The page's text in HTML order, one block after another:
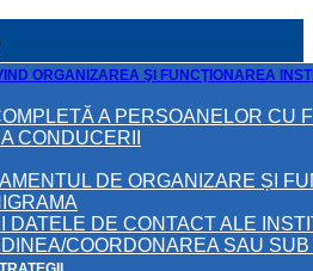
ORGANIZAREA ŞI FUNCŢIONAREA
A PERSOANELOR CU
CONDUCERII
DE ORGANIZARE ȘI
DATELE DE CONTACT ALE
COORDONAREA SAU